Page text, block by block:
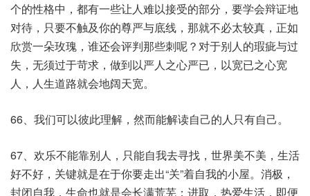
个的性格中，都有一些让人难以接受的部分，要学会辩证地
对待，只要不触及你的尊严与底线，那就不必太较真，正如
欣赏一朵玫瑰，谁还会评判那些刺呢？对于别人的瑕疵与过
失，无须过于苛求，做到以严人之心严已，以宽已之心宽
人，人生道路就会地阔天宽。
66、我们可以彼此理解，然而能解读自己的人只有自己。
67、欢乐不能靠别人，只能自我去寻找，世界美不美，生活
好不好，关键就是在于你要走出“关”着自我的小屋。消极，
封闭自我，生命也就是会长满荒芜；进取，热爱生活，即便